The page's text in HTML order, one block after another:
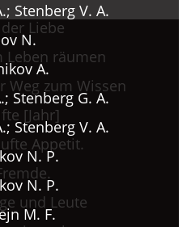
Stenberg V. A.
Liebe
N.
Leben räumen
A.
Weg zum Wissen
Stenberg G. A.
[Jahr]
Stenberg V. A.
Appetit.
N. P.
N. P.
und Leute
M. F.